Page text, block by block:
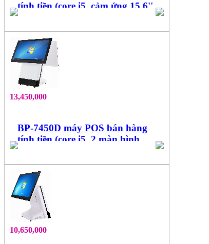
tính tiền (core i5, cảm ứng 15.6''
đa điểm)
13,450,000
BP-7450D máy POS bán hàng
tính tiền (core i5, 2 màn hình
15.6'', cảm ứng đa điểm)
10,650,000